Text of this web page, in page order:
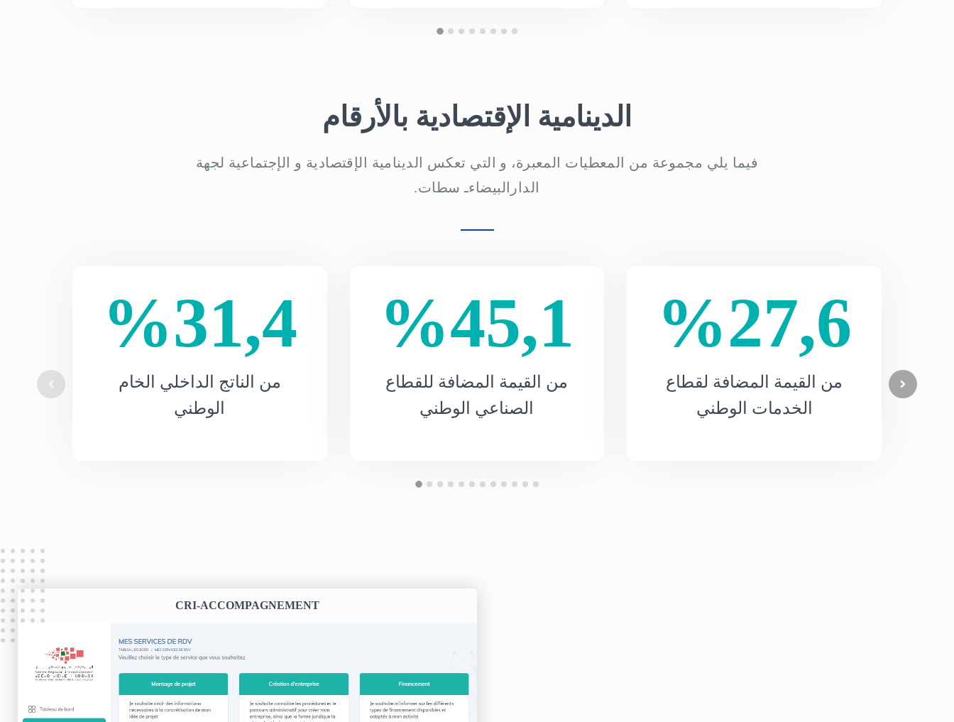
الدينامية الإقتصادية بالأرقام
فيما يلي مجموعة من المعطيات المعبرة، و التي تعكس الدينامية الإقتصادية و الإجتماعية لجهة
الدارالبيضاءـ سطات.
%31,4
من الناتج الداخلي الخام
الوطني
%45,1
من القيمة المضافة للقطاع
الصناعي الوطني
%27,6
من القيمة المضافة لقطاع
الخدمات الوطني
CRI-ACCOMPAGNEMENT